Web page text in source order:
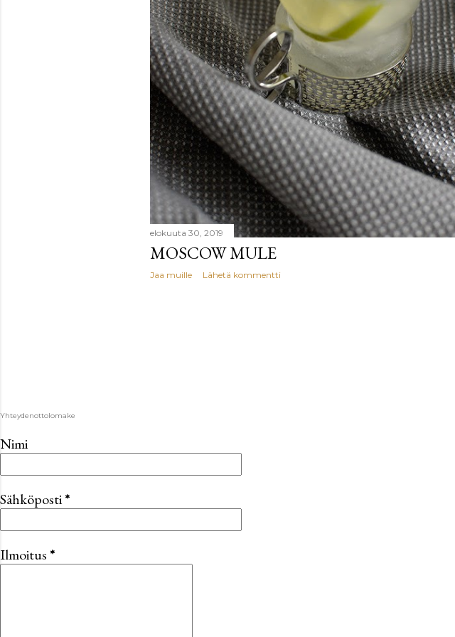
elokuuta 30, 2019
MOSCOW MULE
Jaa muille Lähetä kommentti
Yhteydenottolomake
Nimi
Sähköposti*
Ilmoitus *